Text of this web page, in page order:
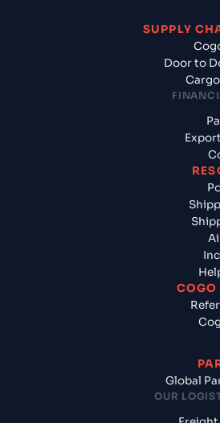
SUPPLY
Door to
COGO
Global
OUR